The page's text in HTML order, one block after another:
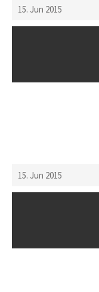
15. Jun 2015
15. Jun 2015